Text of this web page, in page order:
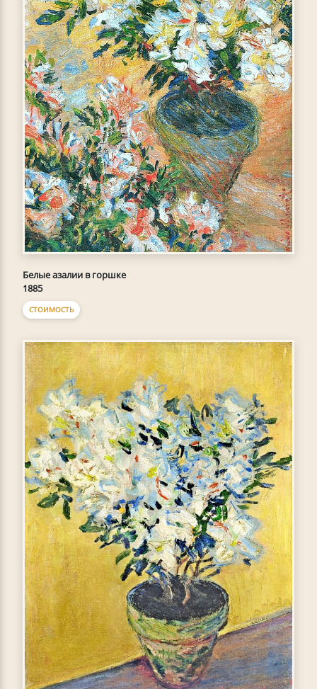
Белые азалии в горшке
1885
СТОИМОСТЬ